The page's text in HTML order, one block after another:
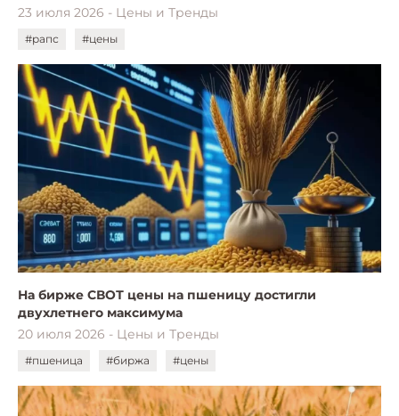
23 июля 2026 - Цены и Тренды
#рапс #цены
На бирже СВОТ цены на пшеницу достигли
двухлетнего максимума
20 июля 2026 - Цены и Тренды
#пшеница #биржа #цены